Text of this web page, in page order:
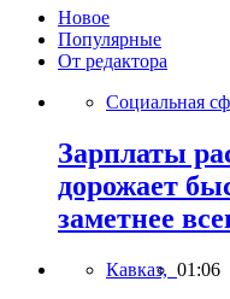
Новое
Популярные
От редактора
Социальная
Зарплаты
дорожает
заметнее
Кавказ, 01:06